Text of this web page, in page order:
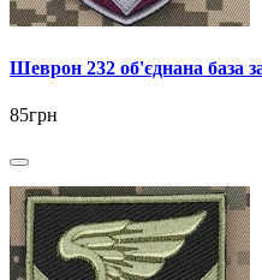
Шеврон 232 об'єднана база
85грн